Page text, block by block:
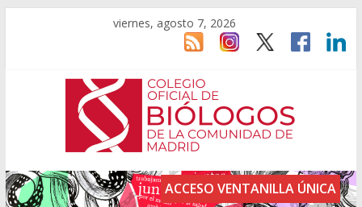
viernes, agosto 7, 2026
ACCESO VENTANILLA ÚNICA